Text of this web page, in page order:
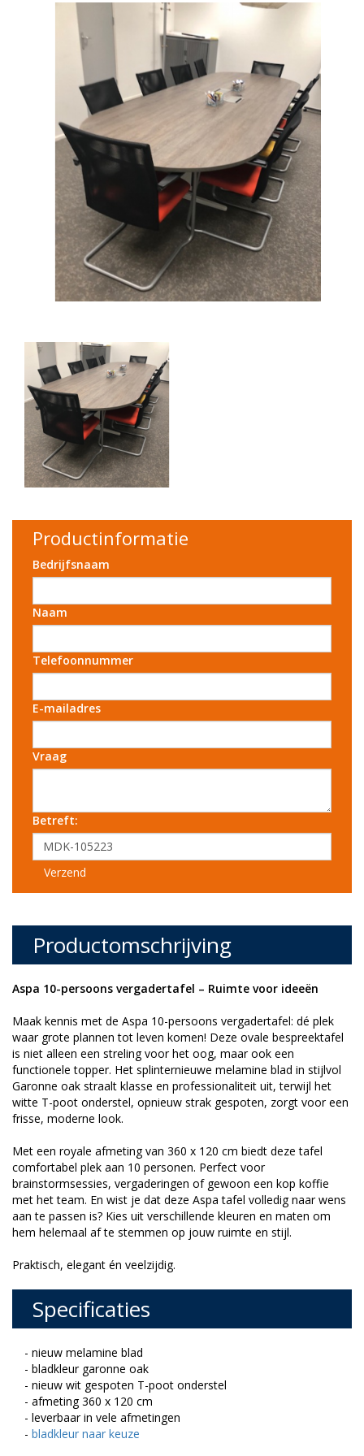
Productinformatie
Bedrijfsnaam
Naam
Telefoonnummer
E-mailadres
Vraag
Betreft:
Verzend
Productomschrijving
Aspa 10-persoons vergadertafel – Ruimte voor ideeën
Maak kennis met de Aspa 10-persoons vergadertafel: dé plek
waar grote plannen tot leven komen! Deze ovale bespreektafel
is niet alleen een streling voor het oog, maar ook een
functionele topper. Het splinternieuwe melamine blad in stijlvol
Garonne oak straalt klasse en professionaliteit uit, terwijl het
witte T-poot onderstel, opnieuw strak gespoten, zorgt voor een
frisse, moderne look.
Met een royale afmeting van 360 x 120 cm biedt deze tafel
comfortabel plek aan 10 personen. Perfect voor
brainstormsessies, vergaderingen of gewoon een kop koffie
met het team. En wist je dat deze Aspa tafel volledig naar wens
aan te passen is? Kies uit verschillende kleuren en maten om
hem helemaal af te stemmen op jouw ruimte en stijl.
Praktisch, elegant én veelzijdig.
Specificaties
- nieuw melamine blad
- bladkleur garonne oak
- nieuw wit gespoten T-poot onderstel
- afmeting 360 x 120 cm
- leverbaar in vele afmetingen
- bladkleur naar keuze